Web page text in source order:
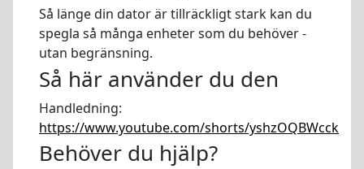
Så länge din dator är tillräckligt stark kan du
spegla så många enheter som du behöver -
utan begränsning.
Så här använder du den
Handledning:
https://www.youtube.com/shorts/yshzOQBWcck
Behöver du hjälp?